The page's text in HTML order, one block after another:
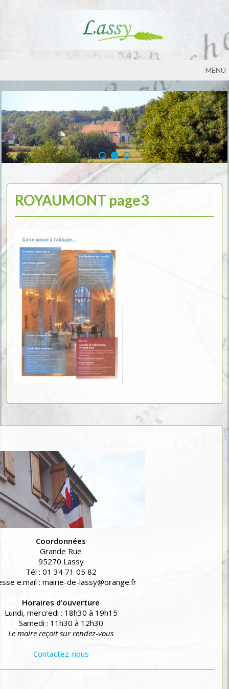
MENU
ROYAUMONT page3
Coordonnées
Grande Rue
95270 Lassy
Tél : 01 34 71 05 82
e.mail : mairie-de-lassy@orange.fr
Horaires d’ouverture
Lundi, mercredi : 18h30 à 19h15
Samedi : 11h30 à 12h30
Le maire reçoit sur rendez-vous
Contactez-nous